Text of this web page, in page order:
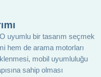
uyumlu bir tasarım seçmek
hem de arama motorları
mobil uyumluluğu
sahip olması